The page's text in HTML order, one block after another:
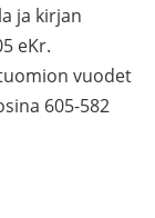
ja kirjan
eKr.
vuodet
605-582